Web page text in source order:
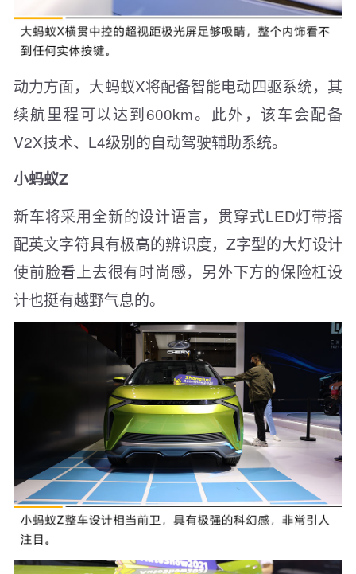
动力方面，大蚂蚁X将配备智能电动四驱系统，其
续航里程可以达到600km。此外，该车会配备
V2X技术、L4级别的自动驾驶辅助系统。
小蚂蚁Z
新车将采用全新的设计语言，贯穿式LED灯带搭
配英文字符具有极高的辨识度，Z字型的大灯设计
使前脸看上去很有时尚感，另外下方的保险杠设
计也挺有越野气息的。